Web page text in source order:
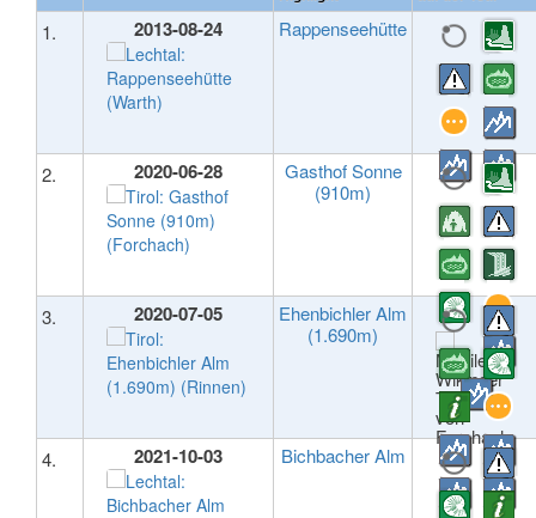
1. 2013-08-24 Rappenseehütte
2. 2020-06-28
Gasthof Sonne
(910m)
3. 2020-07-05
Ehenbichler Alm
(1.690m)
4. 2021-10-03 Bichbacher Alm